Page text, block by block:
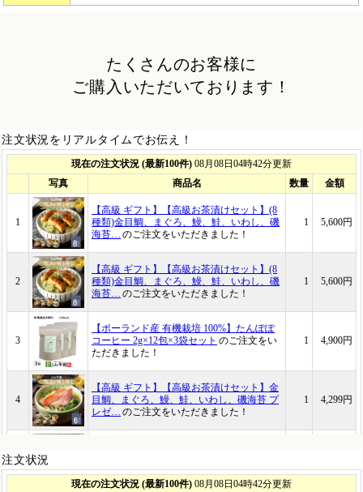
たくさんのお客様に
ご購入いただいております！
注文状況をリアルタイムでお伝え！
注文状況